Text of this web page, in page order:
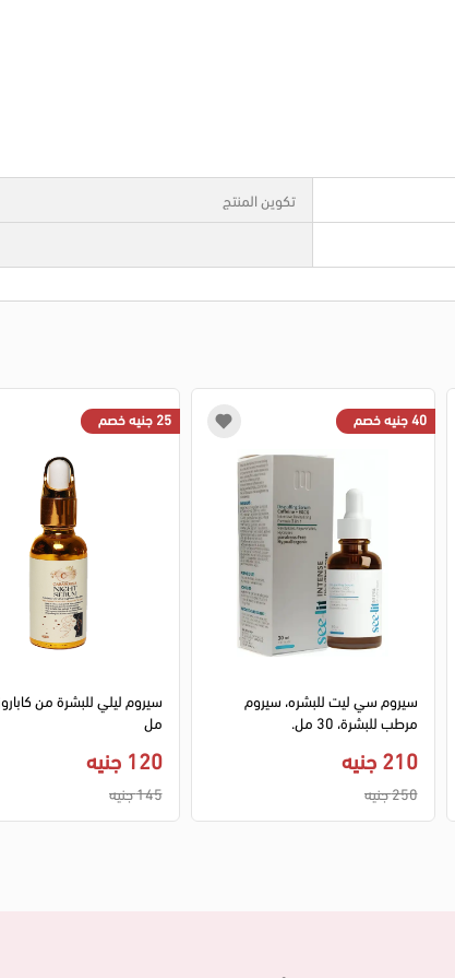
تكوين المنتج
25 جنيه خصم
مل
120 جنيه
145 جنيه
40 جنيه خصم
سيروم سي ليت للبشره، سيروم
مرطب للبشرة، 30 مل.
210 جنيه
250 جنيه